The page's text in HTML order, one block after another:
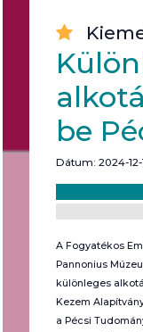
be
Dátum: 2024-12-
A Fogyatékos
Pannonius
különleges
Kezem
a Pécsi